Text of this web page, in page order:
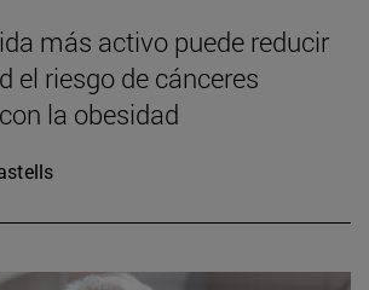
más activo puede reducir
el riesgo de cánceres
la obesidad